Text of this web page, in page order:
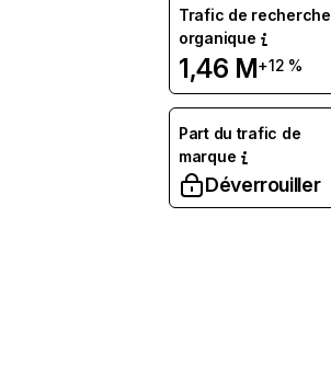
Trafic de recherche
organique
1,46 M+12 %
Part du trafic de
marque
Déverrouiller